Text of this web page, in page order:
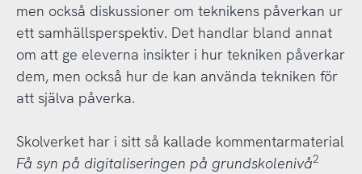
men också diskussioner om teknikens påverkan ur
ett samhällsperspektiv. Det handlar bland annat
om att ge eleverna insikter i hur tekniken påverkar
dem, men också hur de kan använda tekniken för
att själva påverka.
Skolverket har i sitt så kallade kommentarmaterial
Få syn på digitaliseringen på grundskolenivå2